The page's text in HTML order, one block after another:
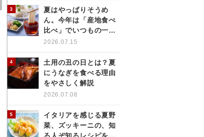
夏はやっぱりそうめ
ん。今年は「産地食べ
比べ」でいつもの一杯
をもっと楽しく
2026.07.15
土用の丑の日とは？夏
にうなぎを食べる理由
をやさしく解説
2026.07.08
イタリアを感じる夏野
菜、ズッキーニの、知